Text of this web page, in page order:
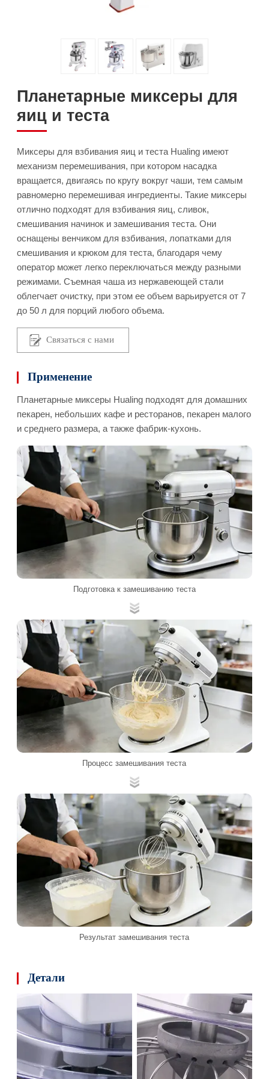
Планетарные миксеры для
яиц и теста
Миксеры для взбивания яиц и теста Hualing имеют
механизм перемешивания, при котором насадка
вращается, двигаясь по кругу вокруг чаши, тем самым
равномерно перемешивая ингредиенты. Такие миксеры
отлично подходят для взбивания яиц, сливок,
смешивания начинок и замешивания теста. Они
оснащены венчиком для взбивания, лопатками для
смешивания и крюком для теста, благодаря чему
оператор может легко переключаться между разными
режимами. Съемная чаша из нержавеющей стали
облегчает очистку, при этом ее объем варьируется от 7
до 50 л для порций любого объема.
Связаться с нами
Применение
Планетарные миксеры Hualing подходят для домашних
пекарен, небольших кафе и ресторанов, пекарен малого
и среднего размера, а также фабрик-кухонь.
Подготовка к замешиванию теста
Процесс замешивания теста
Результат замешивания теста
Детали